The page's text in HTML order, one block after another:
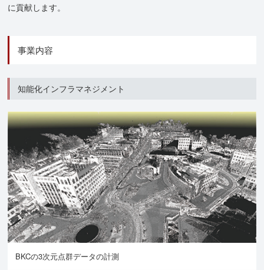
に貢献します。
事業内容
知能化インフラマネジメント
BKCの3次元点群データの計測